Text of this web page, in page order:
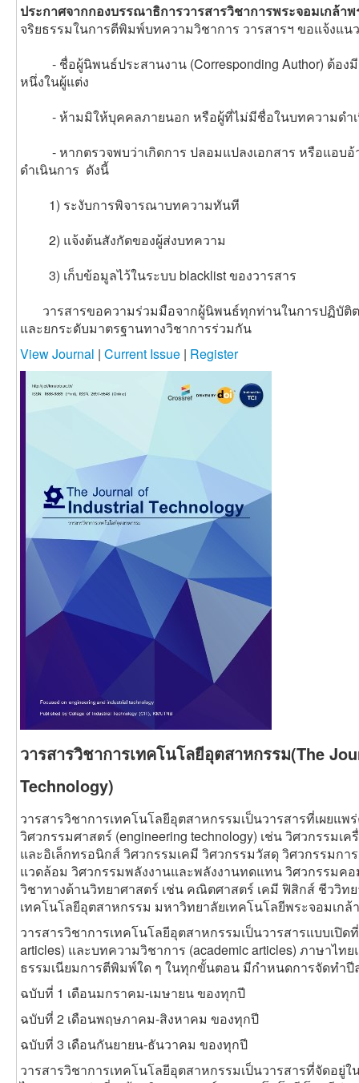
ประกาศจากกองบรรณาธิการวารสารวิชาการพระจอมเกล้า
จริยธรรมในการตีพิมพ์บทความวิชาการ วารสารฯ ขอแจ้งแ
- ชื่อผู้นิพนธ์ประสานงาน (Corresponding Author) ต้อง
หนึ่งในผู้แต่ง
- ห้ามมิให้บุคคลภายนอก หรือผู้ที่ไม่มีชื่อในบทความดำเ
- หากตรวจพบว่าเกิดการ ปลอมแปลงเอกสาร หรือแอบอ้
ดำเนินการ ดังนี้
1) ระงับการพิจารณาบทความทันที
2) แจ้งต้นสังกัดของผู้ส่งบทความ
3) เก็บข้อมูลไว้ในระบบ blacklist ของวารสาร
วารสารขอความร่วมมือจากผู้นิพนธ์ทุกท่านในการปฏิบัติ
และยกระดับมาตรฐานทางวิชาการร่วมกัน
View Journal | Current Issue | Register
วารสารวิชาการเทคโนโลยีอุตสาหกรรม(The
Technology)
วารสารวิชาการเทคโนโลยีอุตสาหกรรมเป็นวารสารที่เผยแ
วิศวกรรมศาสตร์ (engineering technology) เช่น วิศวกรรมเ
และอิเล็กทรอนิกส์ วิศวกรรมเคมี วิศวกรรมวัสดุ วิศวกรรมก
แวดล้อม วิศวกรรมพลังงานและพลังงานทดแทน วิศวกรรมค
วิชาทางด้านวิทยาศาสตร์ เช่น คณิตศาสตร์ เคมี ฟิสิกส์ ชีววิท
เทคโนโลยีอุตสาหกรรม มหาวิทยาลัยเทคโนโลยีพระจอมเกล้
วารสารวิชาการเทคโนโลยีอุตสาหกรรมเป็นวารสารแบบเปิ
articles) และบทความวิชาการ (academic articles) ภาษาไท
ธรรมเนียมการตีพิมพ์ใด ๆ ในทุกขั้นตอน มีกำหนดการจัดทำปี
ฉบับที่ 1 เดือนมกราคม-เมษายน ของทุกปี
ฉบับที่ 2 เดือนพฤษภาคม-สิงหาคม ของทุกปี
ฉบับที่ 3 เดือนกันยายน-ธันวาคม ของทุกปี
วารสารวิชาการเทคโนโลยีอุตสาหกรรมเป็นวารสารที่จัดอยู่